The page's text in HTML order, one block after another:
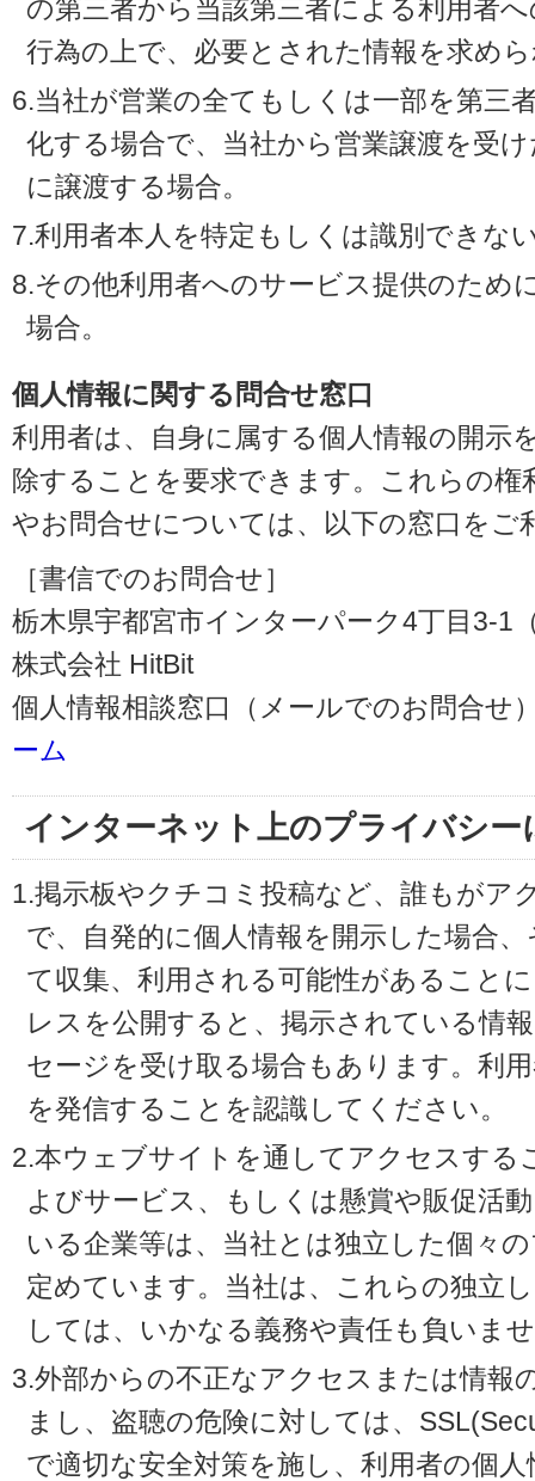
の第三者から当該第三者による利用者
行為の上で、必要とされた情報を求め
6.当社が営業の全てもしくは一部を第三
化する場合で、当社から営業譲渡を受
に譲渡する場合。
7.利用者本人を特定もしくは識別できな
8.その他利用者へのサービス提供のため
場合。
個人情報に関する問合せ窓口
利用者は、自身に属する個人情報の開示
除することを要求できます。これらの権
やお問合せについては、以下の窓口をご
［書信でのお問合せ］
栃木県宇都宮市インターパーク4丁目3-1
株式会社 HitBit
個人情報相談窓口（メールでのお問合せ
ーム
インターネット上のプライバシー
1.掲示板やクチコミ投稿など、誰もがア
で、自発的に個人情報を開示した場合
て収集、利用される可能性があること
レスを公開すると、掲示されている情
セージを受け取る場合もあります。利
を発信することを認識してください。
2.本ウェブサイトを通してアクセスする
よびサービス、もしくは懸賞や販促活
いる企業等は、当社とは独立した個々
定めています。当社は、これらの独立
しては、いかなる義務や責任も負いま
3.外部からの不正なアクセスまたは情報
まし、盗聴の危険に対しては、
で適切な安全対策を施し、利用者の個